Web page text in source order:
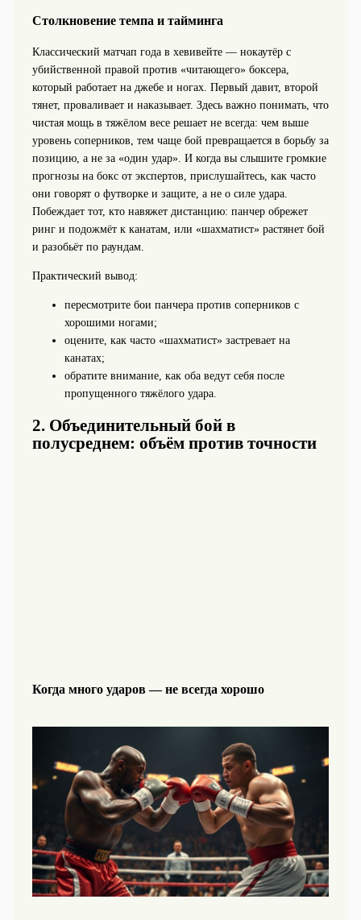
Столкновение темпа и тайминга
Классический матчап года в хевивейте — нокаутёр с
убийственной правой против «читающего» боксера,
который работает на джебе и ногах. Первый давит, второй
тянет, проваливает и наказывает. Здесь важно понимать, что
чистая мощь в тяжёлом весе решает не всегда: чем выше
уровень соперников, тем чаще бой превращается в борьбу за
позицию, а не за «один удар». И когда вы слышите громкие
прогнозы на бокс от экспертов, прислушайтесь, как часто
они говорят о футворке и защите, а не о силе удара.
Побеждает тот, кто навяжет дистанцию: панчер обрежет
ринг и подожмёт к канатам, или «шахматист» растянет бой
и разобьёт по раундам.
Практический вывод:
пересмотрите бои панчера против соперников с
хорошими ногами;
оцените, как часто «шахматист» застревает на
канатах;
обратите внимание, как оба ведут себя после
пропущенного тяжёлого удара.
2. Объединительный бой в
полусреднем: объём против точности
Когда много ударов — не всегда хорошо